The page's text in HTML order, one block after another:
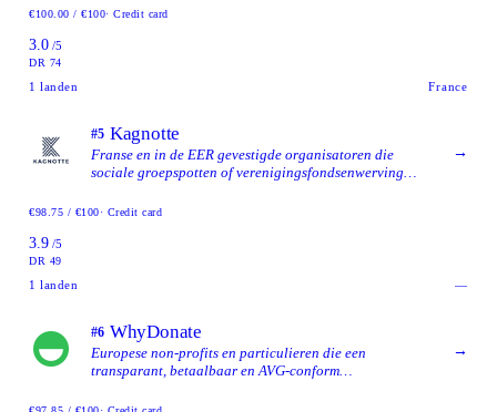
platform met identiteitscontroles willen, en die de
€100.00 / €100· Credit card
3.0 /5
DR 74
1 landen France
#5 Kagnotte
Franse en in de EER gevestigde organisatoren die
sociale groepspotten of verenigingsfondsenwerving
en onbeperkte uitbetalingen zonder extra kosten willen,
€98.75 / €100· Credit card
3.9 /5
DR 49
1 landen —
→
#6 WhyDonate
Europese non-profits en particulieren die een
transparant, betaalbaar en AVG-conform
multi-valuta-ondersteuning.
→